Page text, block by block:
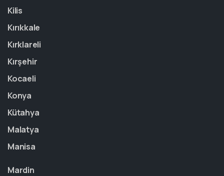
Kilis
Kırıkkale
Kırklareli
Kırşehir
Kocaeli
Konya
Kütahya
Malatya
Manisa
Mardin